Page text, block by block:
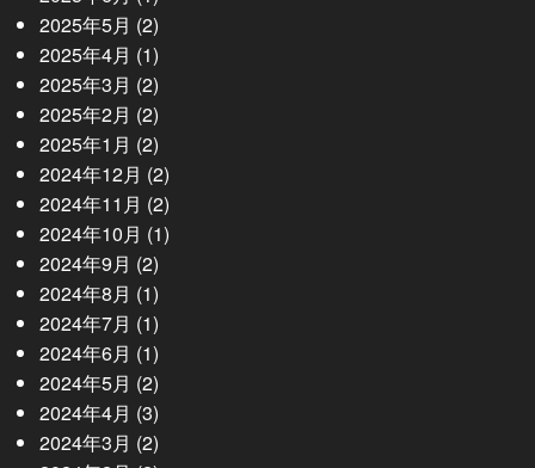
2025年5月 (2)
2025年4月 (1)
2025年3月 (2)
2025年2月 (2)
2025年1月 (2)
2024年12月 (2)
2024年11月 (2)
2024年10月 (1)
2024年9月 (2)
2024年8月 (1)
2024年7月 (1)
2024年6月 (1)
2024年5月 (2)
2024年4月 (3)
2024年3月 (2)